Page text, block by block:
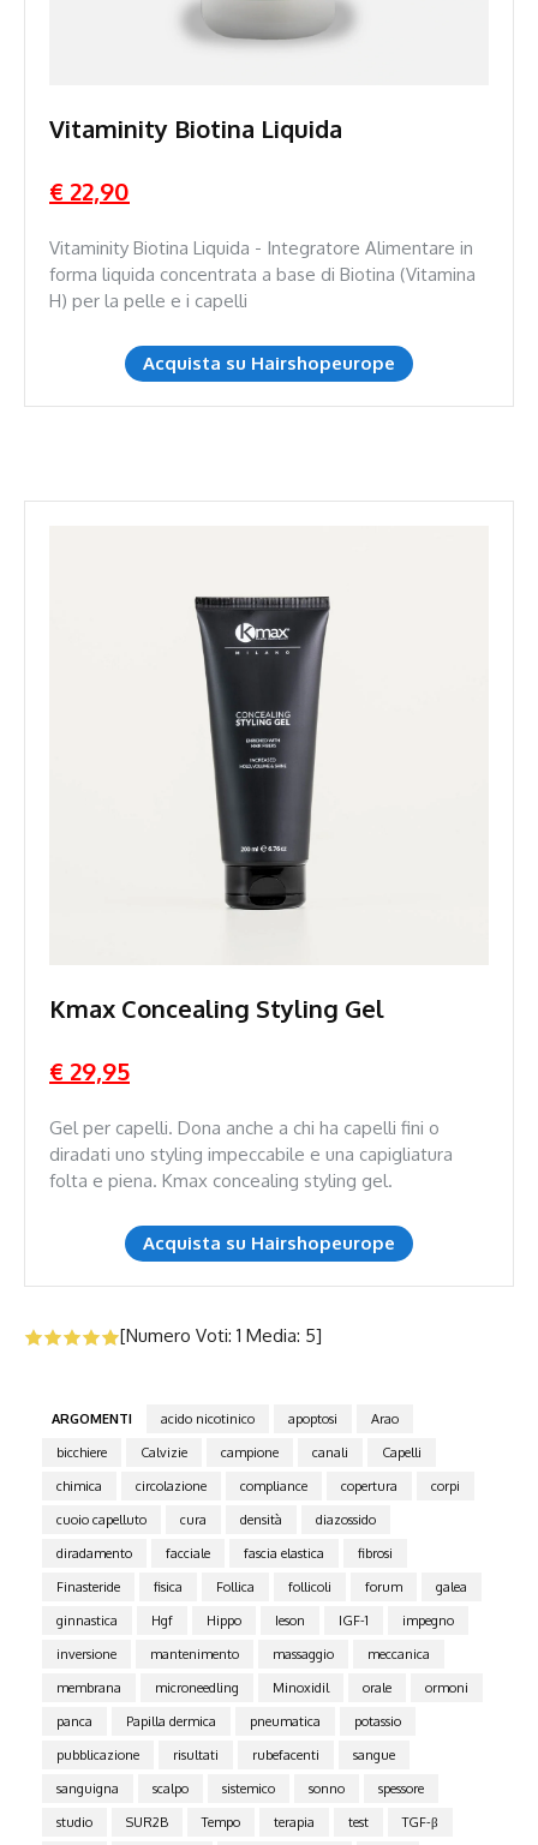
Vitaminity Biotina Liquida
€ 22,90
Vitaminity Biotina Liquida - Integratore Alimentare in
forma liquida concentrata a base di Biotina (Vitamina
H) per la pelle e i capelli
Acquista su Hairshopeurope
Kmax Concealing Styling Gel
€ 29,95
Gel per capelli. Dona anche a chi ha capelli fini o
diradati uno styling impeccabile e una capigliatura
folta e piena. Kmax concealing styling gel.
Acquista su Hairshopeurope
[Numero Voti: 1 Media: 5]
ARGOMENTI acido nicotinico apoptosi
Arao
bicchiere
Calvizie campione canali
Capelli
chimica
circolazione compliance copertura
corpi
cuoio capelluto
cura densità
diazossido
diradamento
facciale fascia elastica
fibrosi
Finasteride
fisica Follica follicoli forum
galea
ginnastica
Hgf Hippo Ieson IGF-1
impegno
inversione
mantenimento massaggio
meccanica
membrana
microneedling Minoxidil orale
ormoni
panca
Papilla dermica pneumatica
potassio
pubblicazione
risultati rubefacenti
sangue
sanguigna
scalpo sistemico sonno
spessore
studio
SUR2B Tempo terapia test
TGF-β